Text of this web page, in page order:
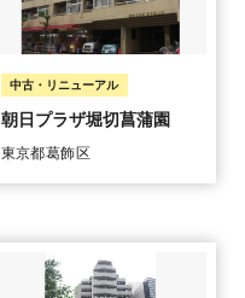
朝日プラザ堀切菖蒲園
東京都葛飾区